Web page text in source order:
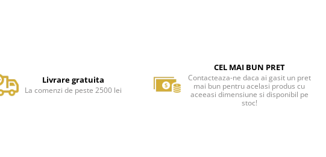
Livrare gratuita
La comenzi de peste 2500 lei
CEL MAI BUN PRET
Contacteaza-ne daca ai gasit un pret
mai bun pentru acelasi produs cu
aceeasi dimensiune si disponibil pe
stoc!